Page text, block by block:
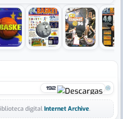
›
192
digitalInternet Archive.